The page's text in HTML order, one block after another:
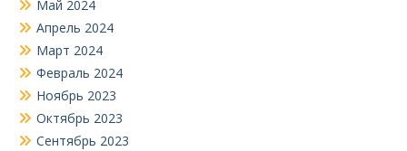
Май 2024
Апрель 2024
Март 2024
Февраль 2024
Ноябрь 2023
Октябрь 2023
Сентябрь 2023